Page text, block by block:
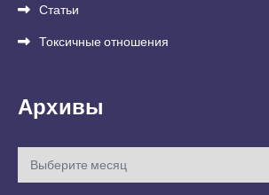
Статьи
Токсичные отношения
Архивы
Архивы